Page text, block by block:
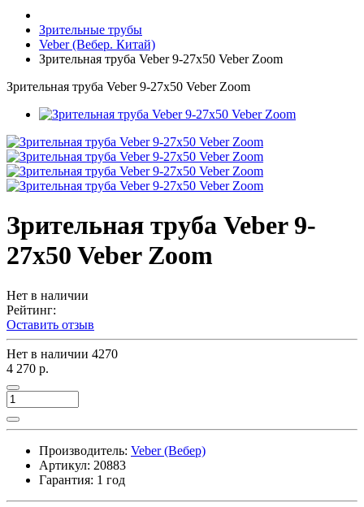
Зрительные трубы
Veber (Вебер. Китай)
Зрительная труба Veber 9-27x50 Veber Zoom
Зрительная труба Veber 9-27x50 Veber Zoom
Зрительная труба Veber 9-
27x50 Veber Zoom
Нет в наличии
Рейтинг:
Оставить отзыв
Нет в наличии 4270
4 270 р.
Производитель: Veber (Вебер)
Артикул: 20883
Гарантия: 1 год